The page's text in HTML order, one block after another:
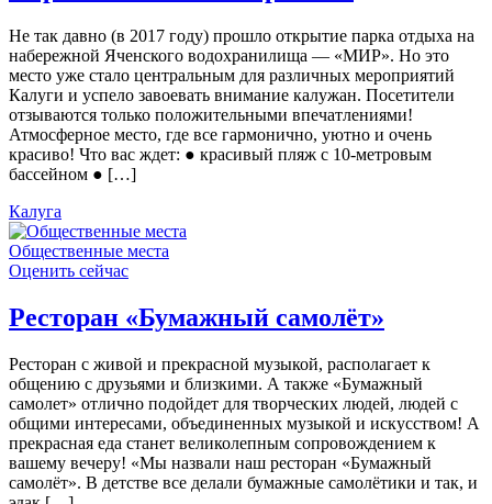
Не так давно (в 2017 году) прошло открытие парка отдыха на
набережной Яченского водохранилища — «МИР». Но это
место уже стало центральным для различных мероприятий
Калуги и успело завоевать внимание калужан. Посетители
отзываются только положительными впечатлениями!
Атмосферное место, где все гармонично, уютно и очень
красиво! Что вас ждет: ● красивый пляж с 10-метровым
бассейном ● […]
Калуга
Общественные места
Оценить сейчас
Ресторан «Бумажный самолёт»
Ресторан с живой и прекрасной музыкой, располагает к
общению с друзьями и близкими. А также «Бумажный
самолет» отлично подойдет для творческих людей, людей с
общими интересами, объединенных музыкой и искусством! А
прекрасная еда станет великолепным сопровождением к
вашему вечеру! «Мы назвали наш ресторан «Бумажный
самолёт». В детстве все делали бумажные самолётики и так, и